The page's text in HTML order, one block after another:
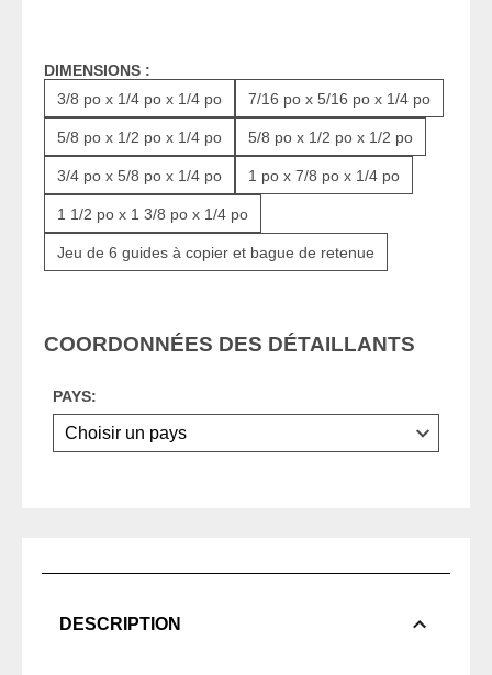
DIMENSIONS :
3/8 po x 1/4 po x 1/4 po
7/16 po x 5/16 po x 1/4 po
5/8 po x 1/2 po x 1/4 po 5/8 po x 1/2 po x 1/2 po
3/4 po x 5/8 po x 1/4 po 1 po x 7/8 po x 1/4 po
1 1/2 po x 1 3/8 po x 1/4 po
Jeu de 6 guides à copier et bague de retenue
COORDONNÉES DES DÉTAILLANTS
PAYS:
DESCRIPTION